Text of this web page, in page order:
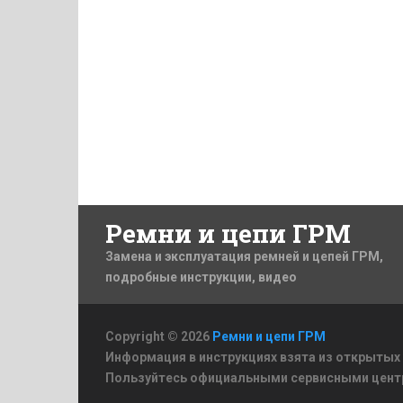
Ремни и цепи ГРМ
Замена и эксплуатация ремней и цепей ГРМ,
подробные инструкции, видео
Copyright © 2026 Ремни и цепи ГРМ
Информация в инструкциях взята из
Пользуйтесь официальными сервисными